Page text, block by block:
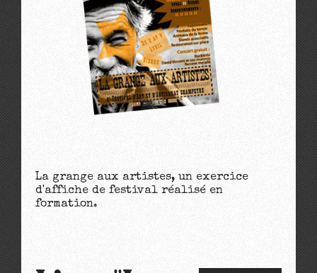
La grange aux artistes, un exercice
d'affiche de festival réalisé en
formation.